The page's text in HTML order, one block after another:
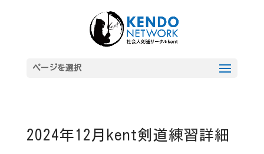
ページを選択
2024年12月kent剣道練習詳細